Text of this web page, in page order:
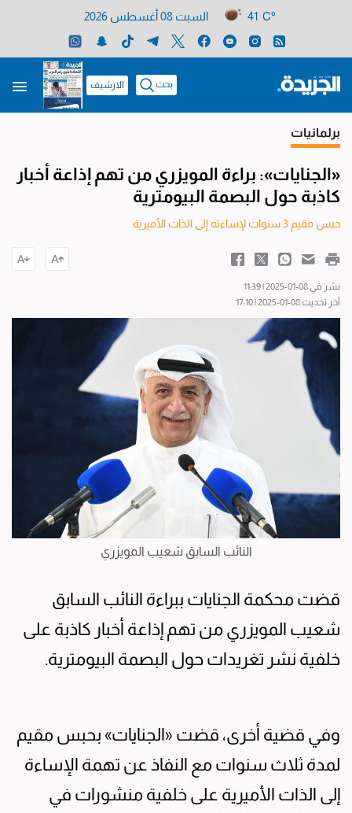
41 C° السبت 08 أغسطس 2026
بحث الارشيف
برلمانيات
«الجنايات»: براءة المويزري من تهم إذاعة أخبار
كاذبة حول البصمة البيومترية
حبس مقيم 3 سنوات لإساءته إلى الذات الأميرية
نشر في 08-01-2025 | 11:39
آخر تحديث 08-01-2025 | 17:10
النائب السابق شعيب المويزري
قضت محكمة الجنايات ببراءة النائب السابق
شعيب المويزري من تهم إذاعة أخبار كاذبة على
خلفية نشر تغريدات حول البصمة البيومترية.
وفي قضية أخرى، قضت «الجنايات» بحبس مقيم
لمدة ثلاث سنوات مع النفاذ عن تهمة الإساءة
إلى الذات الأميرية على خلفية منشورات في